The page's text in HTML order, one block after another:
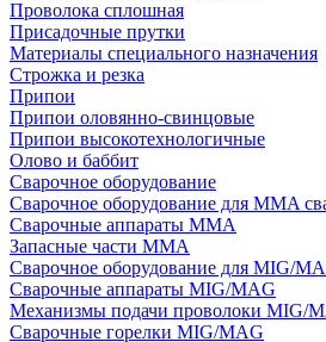
Проволока сплошная
Присадочные прутки
Материалы специального назначения
Строжка и резка
Припои
Припои оловянно-свинцовые
Припои высокотехнологичные
Олово и баббит
Сварочное оборудование
Сварочное оборудование для MMA
Сварочные аппараты MMA
Запасные части MMA
Сварочное оборудование для MIG/
Сварочные аппараты MIG/MAG
Механизмы подачи проволоки MIG/
Сварочные горелки MIG/MAG